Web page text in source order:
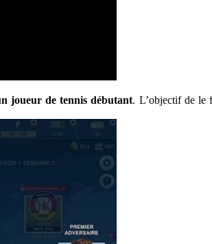
joueur de tennis débutant. L’objectif de le